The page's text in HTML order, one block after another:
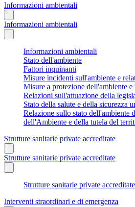
Informazioni ambientali
Informazioni ambientali
Informazioni ambientali
Stato dell'ambiente
Fattori inquinanti
Misure incidenti sull'ambiente e
Misure a protezione dell'ambiente
Relazioni sull'attuazione della
Stato della salute e della sicurezza
Relazione sullo stato dell'ambiente
dell'Ambiente e della tutela del
Strutture sanitarie private accreditate
Strutture sanitarie private accreditate
Strutture sanitarie private accreditate
Interventi straordinari e di emergenza